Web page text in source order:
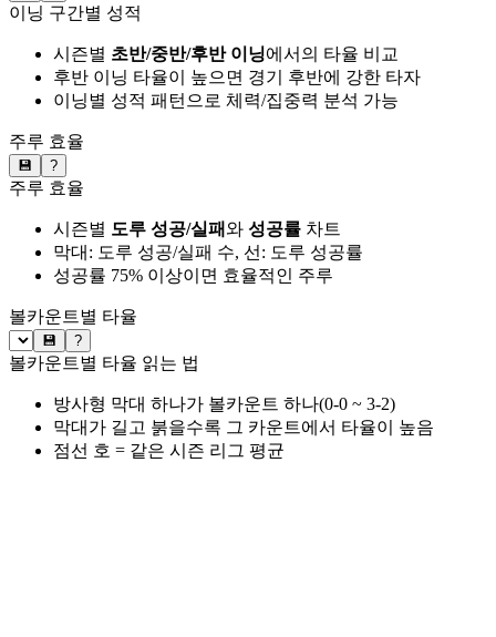
이닝 구간별 성적
시즌별 초반/중반/후반 이닝에서의 타율 비교
후반 이닝 타율이 높으면 경기 후반에 강한 타자
이닝별 성적 패턴으로 체력/집중력 분석 가능
주루 효율
💾 ?
주루 효율
시즌별 도루 성공/실패와 성공률 차트
막대: 도루 성공/실패 수, 선: 도루 성공률
성공률 75% 이상이면 효율적인 주루
볼카운트별 타율
💾 ?
볼카운트별 타율 읽는 법
방사형 막대 하나가 볼카운트 하나(0-0 ~ 3-2)
막대가 길고 붉을수록 그 카운트에서 타율이 높음
점선 호 = 같은 시즌 리그 평균